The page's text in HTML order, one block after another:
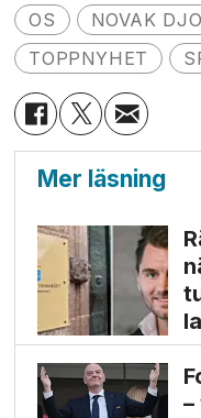
OS NOVAK
TOPPNYHET
Mer läsning
–